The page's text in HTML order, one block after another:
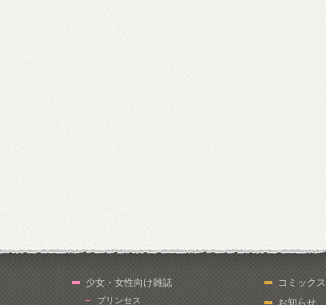
少女・女性向け雑誌
プリンセス
コミックス
お知らせ